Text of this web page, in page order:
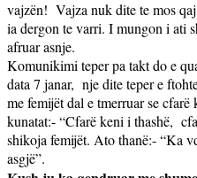
vajzën! Vajza nuk dite te mos
ia dergon te varri. I mungon i ati
afruar asnje.
Komunikimi teper pa takt do e
data 7 janar, nje dite teper e
me femijët dal e tmerruar se cfarë
kunatat:- “Cfarë keni i thashë,
shikoja femijët. Ato thanë:- “Ka
asgjë”.